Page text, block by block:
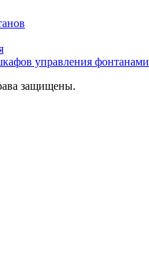
управления фонтанами
защищены.